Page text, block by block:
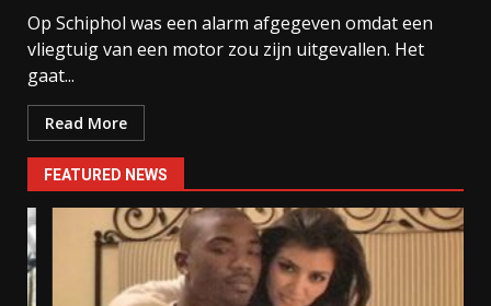
Op Schiphol was een alarm afgegeven omdat een
vliegtuig van een motor zou zijn uitgevallen. Het
gaat...
Read More
FEATURED NEWS